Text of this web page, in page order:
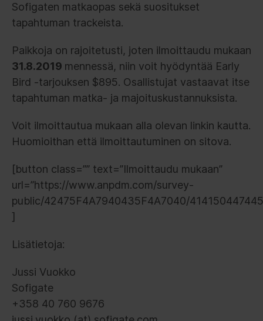
Sofigaten matkaopas sekä suositukset
tapahtuman trackeista.
Paikkoja on rajoitetusti, joten ilmoittaudu mukaan
31.8.2019 mennessä, niin voit hyödyntää Early
Bird -tarjouksen $895. Osallistujat vastaavat itse
tapahtuman matka- ja majoituskustannuksista.
Voit ilmoittautua mukaan alla olevan linkin kautta.
Huomioithan että ilmoittautuminen on sitova.
[button class=”” text=”Ilmoittaudu mukaan”
url=”https://www.anpdm.com/survey-
public/42475F4A7940435F4A7040/
]
Lisätietoja:
Jussi Vuokko
Sofigate
+358 40 760 9676